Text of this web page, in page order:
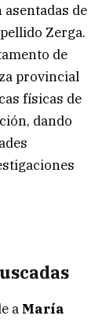
de
Zerga.
de
provincial
físicas de
dando
a María